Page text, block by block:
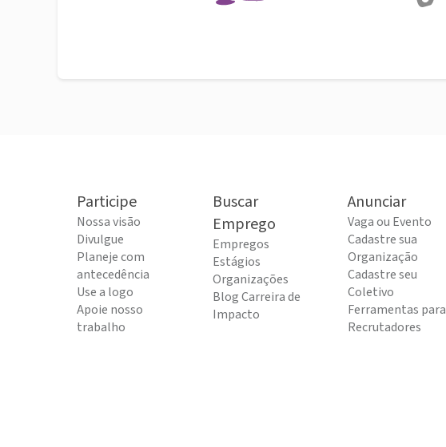
Participe
Nossa visão
Divulgue
Planeje com
antecedência
Use a logo
Apoie nosso
trabalho
Buscar
Emprego
Empregos
Estágios
Organizações
Blog Carreira de
Impacto
Anunciar
Vaga ou Evento
Cadastre sua
Organização
Cadastre seu
Coletivo
Ferramentas para
Recrutadores